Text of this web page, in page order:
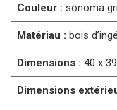
Couleur : sonoma
Matériau : bois
Dimensions : 40 x
Dimensions